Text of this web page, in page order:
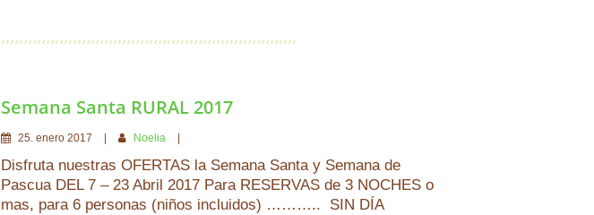
Semana Santa RURAL 2017
25. enero 2017 Noelia
Disfruta nuestras OFERTAS la Semana Santa y Semana de
Pascua DEL 7 – 23 Abril 2017 Para RESERVAS de 3 NOCHES o
mas, para 6 personas (niños incluidos) ……….. SIN DÍA